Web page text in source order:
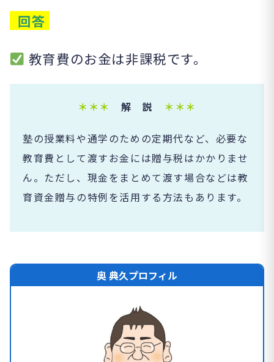
回答
教育費のお金は非課税です。
＊＊＊ 解 説 ＊＊＊
塾の授業料や通学のための定期代など、必要な
教育費として渡すお金には贈与税はかかりませ
ん。ただし、現金をまとめて渡す場合などは教
育資金贈与の特例を活用する方法もあります。
奥 典久プロフィル